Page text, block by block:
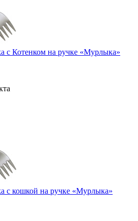
с Котенком на ручке «Мурлыка»
с кошкой на ручке «Мурлыка»